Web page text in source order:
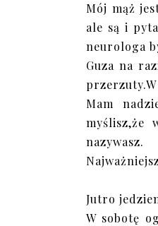
Mój mąż
ale są i
neurologa
Guza na
Mam
myślisz,że
nazywasz.
Jutro
W sobotę